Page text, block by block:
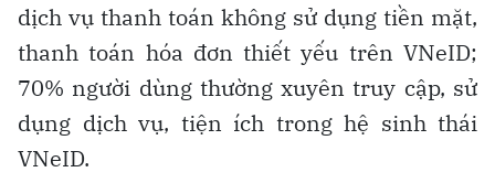
dịch vụ thanh toán không sử dụng tiền mặt,
thanh toán hóa đơn thiết yếu trên VNeID;
70% người dùng thường xuyên truy cập, sử
dụng dịch vụ, tiện ích trong hệ sinh thái
VNeID.